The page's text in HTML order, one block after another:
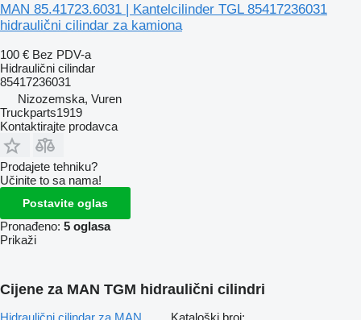
MAN 85.41723.6031 | Kantelcilinder TGL 85417236031
hidraulični cilindar za kamiona
100 € Bez PDV-a
Hidraulični cilindar
85417236031
Nizozemska, Vuren
Truckparts1919
Kontaktirajte prodavca
Prodajete tehniku?
Učinite to sa nama!
Postavite oglas
Pronađeno: 5 oglasa
Prikaži
Cijene za MAN TGM hidraulični cilindri
Hidraulični cilindar za MAN
Kataloški broj: